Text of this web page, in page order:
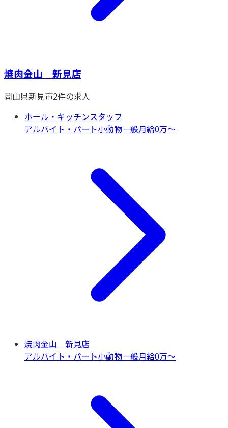
焼肉金山 新見店
岡山県新見市2件の求人
ホール・キッチンスタッフ
アルバイト・パート小動物一般月給0万〜
焼肉金山 新見店
アルバイト・パート小動物一般月給0万〜